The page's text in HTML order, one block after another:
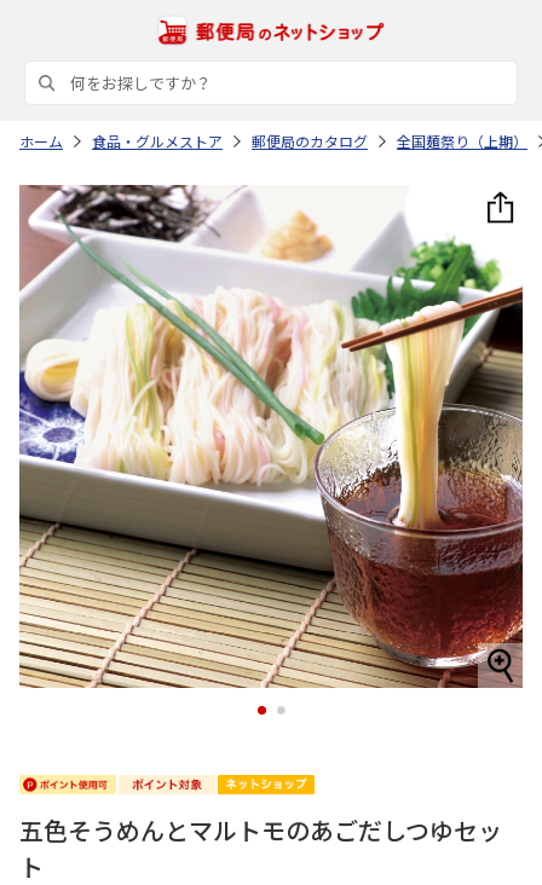
ホーム 食品・グルメストア 郵便局のカタログ 全国麺祭り（上期）
1 2
五色そうめんとマルトモのあごだしつゆセッ
ト